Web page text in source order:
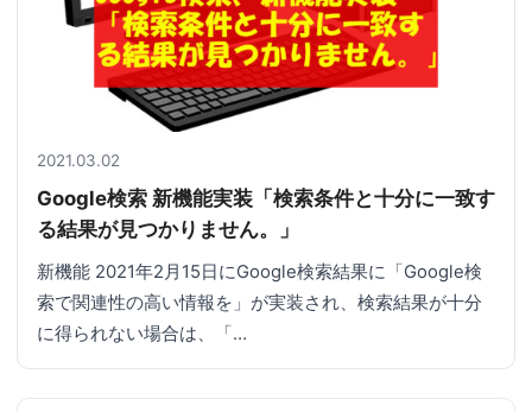
2021.03.02
Google検索 新機能実装「検索条件と十分に一致す
る結果が見つかりません。」
新機能 2021年2月15日にGoogle検索結果に「Google検
索で関連性の高い情報を」が実装され、検索結果が十分
に得られない場合は、「…